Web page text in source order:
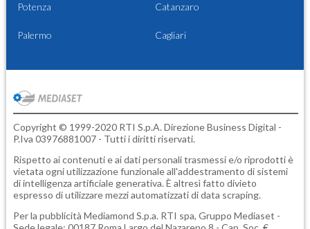
Potenza Catanzaro
Palermo Cagliari
Copyright © 1999-2020 RTI S.p.A. Direzione Business Digital -
P.Iva 03976881007 - Tutti i diritti riservati.
Rispetto ai contenuti e ai dati personali trasmessi e/o riprodotti è
vietata ogni utilizzazione funzionale all'addestramento di sistemi
di intelligenza artificiale generativa. È altresì fatto divieto
espresso di utilizzare mezzi automatizzati di data scraping.
Per la pubblicità Mediamond S.p.a. RTI spa, Gruppo Mediaset -